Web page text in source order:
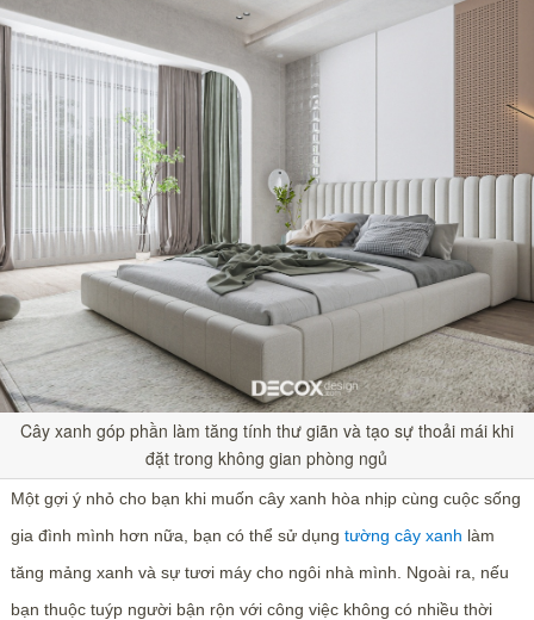
Cây xanh góp phần làm tăng tính thư giãn và tạo sự thoải mái khi
đặt trong không gian phòng ngủ
Một gợi ý nhỏ cho bạn khi muốn cây xanh hòa nhịp cùng cuộc sống
gia đình mình hơn nữa, bạn có thể sử dụng tường cây xanh làm
tăng mảng xanh và sự tươi máy cho ngôi nhà mình. Ngoài ra, nếu
bạn thuộc tuýp người bận rộn với công việc không có nhiều thời